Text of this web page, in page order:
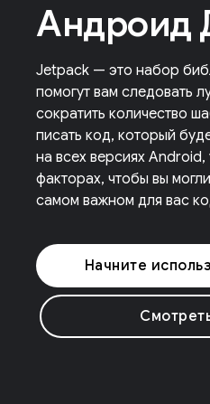
Андроид
Jetpack — это набор
помогут вам следовать
сократить количество
писать код, который
на всех версиях
факторах, чтобы вы
самом важном для вас
Начните